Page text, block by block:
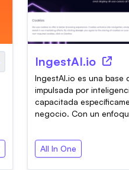
IngestAI.io
IngestAI.io es una base
impulsada por
capacitada
negocio. Con un
All In One